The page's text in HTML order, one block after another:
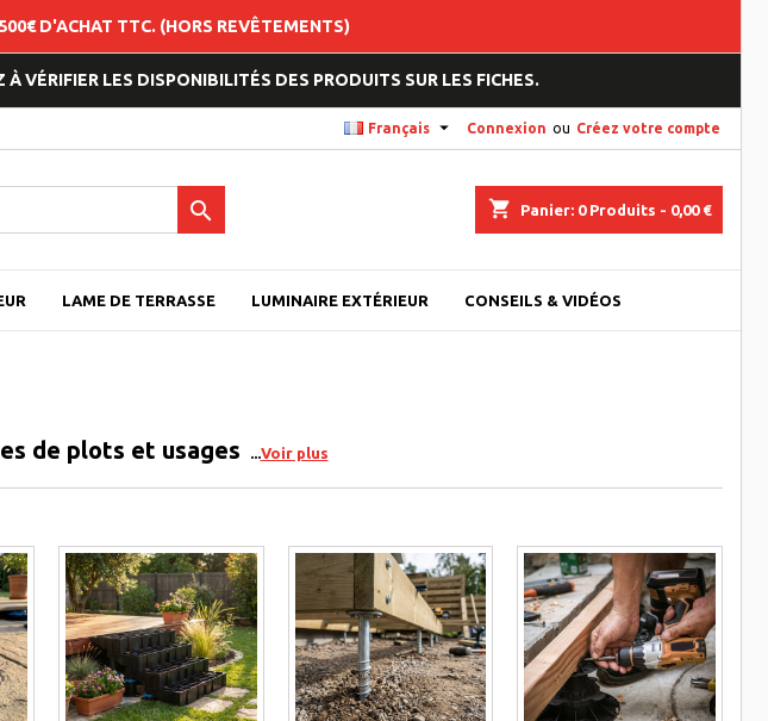
D'ACHAT TTC. (HORS REVÊTEMENTS)
VÉRIFIER LES DISPONIBILITÉS DES PRODUITS SUR LES FICHES.
Connexion ou Créez votre compte
Français 
shopping_cart Panier: 0Produits - 0,00 €

LAME DE TERRASSE LUMINAIRE EXTÉRIEUR CONSEILS & VIDÉOS
de plots et usages
Voir plus